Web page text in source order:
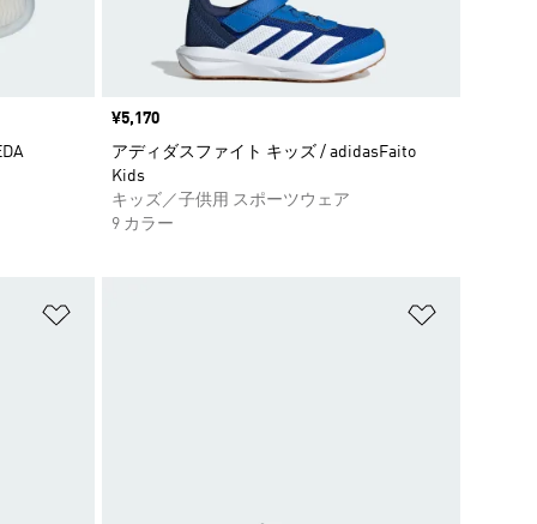
価格
¥5,170
アディダスファイト キッズ / adidasFaito
Kids
キッズ／子供用 スポーツウェア
9 カラー